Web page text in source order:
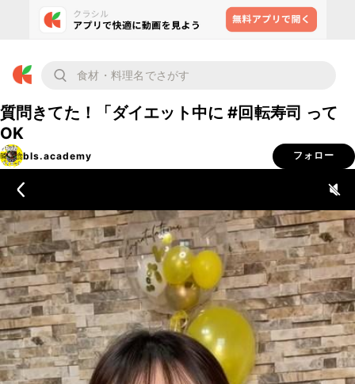
質問きてた！「ダイエット中に #回転寿司 って
OK
bls.academy フォロー